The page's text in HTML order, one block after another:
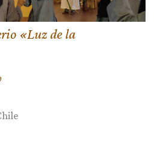
«Luz de la